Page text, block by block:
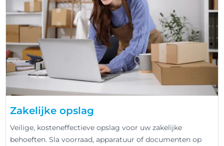
Zakelijke opslag
Veilige, kosteneffectieve opslag voor uw zakelijke
behoeften. Sla voorraad, apparatuur of documenten op